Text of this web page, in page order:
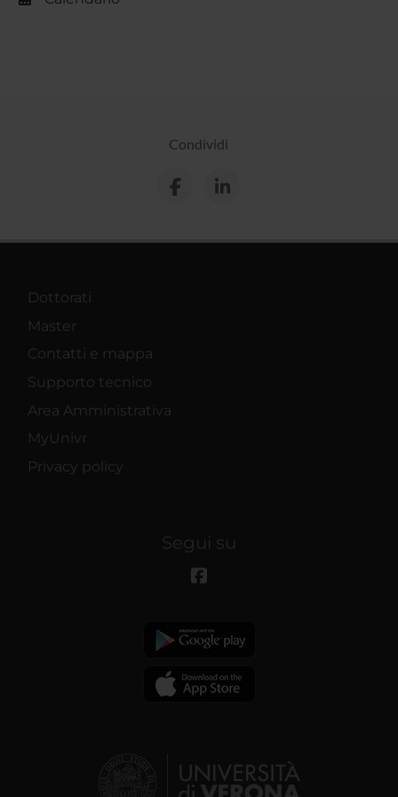
Condividi
Dottorati
Master
Contatti e mappa
Supporto tecnico
Area Amministrativa
MyUnivr
Privacy policy
Segui su